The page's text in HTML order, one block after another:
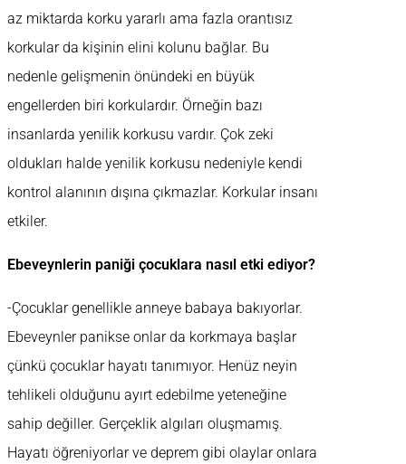
az miktarda korku yararlı ama fazla orantısız
korkular da kişinin elini kolunu bağlar. Bu
nedenle gelişmenin önündeki en büyük
engellerden biri korkulardır. Örneğin bazı
insanlarda yenilik korkusu vardır. Çok zeki
oldukları halde yenilik korkusu nedeniyle kendi
kontrol alanının dışına çıkmazlar. Korkular insanı
etkiler.
Ebeveynlerin paniği çocuklara nasıl etki ediyor?
-Çocuklar genellikle anneye babaya bakıyorlar.
Ebeveynler panikse onlar da korkmaya başlar
çünkü çocuklar hayatı tanımıyor. Henüz neyin
tehlikeli olduğunu ayırt edebilme yeteneğine
sahip değiller. Gerçeklik algıları oluşmamış.
Hayatı öğreniyorlar ve deprem gibi olaylar onlara